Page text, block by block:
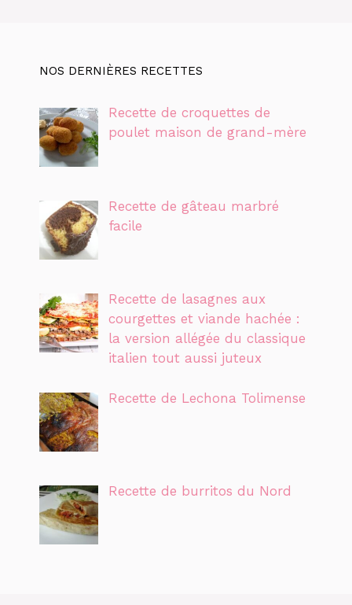
NOS DERNIÈRES RECETTES
Recette de croquettes de
poulet maison de grand-mère
Recette de gâteau marbré
facile
Recette de lasagnes aux
courgettes et viande hachée :
la version allégée du classique
italien tout aussi juteux
Recette de Lechona Tolimense
Recette de burritos du Nord